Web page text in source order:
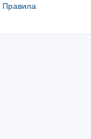
Правила